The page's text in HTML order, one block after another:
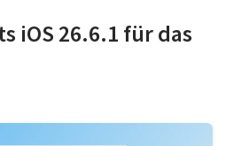
iOS 26.6.1 für das